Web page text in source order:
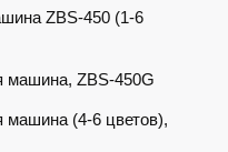
ZBS-450 (1-6
машина, ZBS-450G
машина (4-6 цветов),